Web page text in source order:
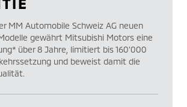
MM Automobile Schweiz AG neuen
gewährt Mitsubishi Motors eine
über 8 Jahre, limitiert bis 160’000
und beweist damit die